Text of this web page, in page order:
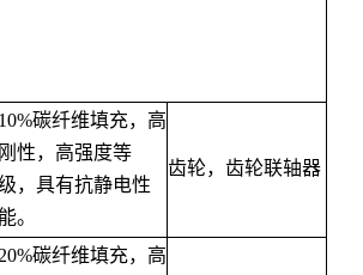
10%碳纤维填充，高
刚性，高强度等
，具有抗静电性
能。
齿轮，齿轮联轴器
20%碳纤维填充，高